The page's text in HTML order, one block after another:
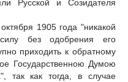
Русской и Созидателя
1905 года "никакой
без одобрения его
приходить к обратному
Государственною Думою
так как тогда, в случае